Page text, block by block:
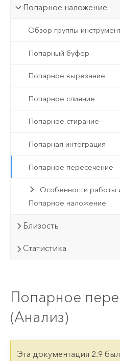
Попарное наложение
Обзор группы
Попарный буфер
Попарное вырезание
Попарное слияние
Попарное стирание
Попарная интеграция
Попарное пересечение
Особенности работы
Попарное наложение
Близость
Статистика
Попарное
(Анализ)
Эта документация 2.9